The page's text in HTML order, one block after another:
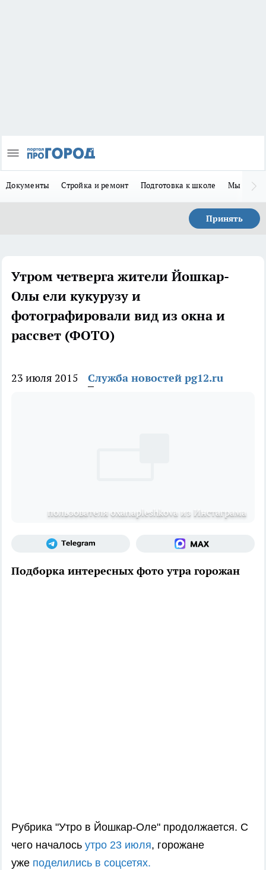
Документы Стройка и ремонт Подготовка к школе Мы в MAX
Принять
Утром четверга жители Йошкар-
Олы ели кукурузу и
фотографировали вид из окна и
рассвет (ФОТО)
23 июля 2015 Служба новостей pg12.ru
пользователя oxanapleshkova из Инстаграма
Подборка интересных фото утра горожан
Рубрика "Утро в Йошкар-Оле" продолжается. С
чего началось утро 23 июля, горожане
уже поделились в соцсетях.